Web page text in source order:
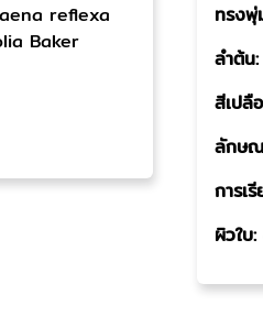
reflexa
Baker
ทรงพุ่
ลำต้
สีเปลื
ลักษ
การเ
ผิวใบ: